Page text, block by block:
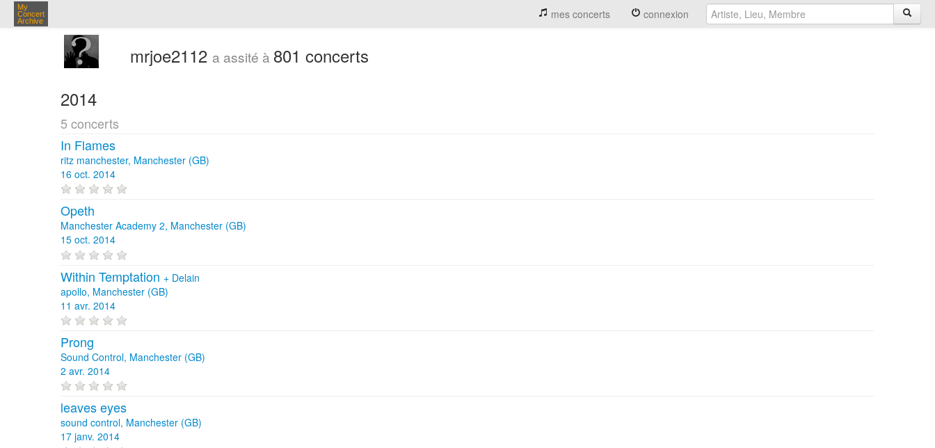
My
Concert
Archive
mes concerts connexion
mrjoe2112 a assité à 801 concerts
2014
5 concerts
In Flames
ritz manchester, Manchester (GB)
16 oct. 2014
Opeth
Manchester Academy 2, Manchester (GB)
15 oct. 2014
Within Temptation + Delain
apollo, Manchester (GB)
11 avr. 2014
Prong
Sound Control, Manchester (GB)
2 avr. 2014
leaves eyes
sound control, Manchester (GB)
17 janv. 2014